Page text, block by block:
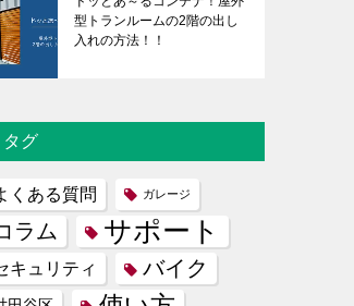
型トランルームの2階の出し
入れの方法！！
タグ
くある質問 ガレージ
ラム サポート
キュリティ バイク